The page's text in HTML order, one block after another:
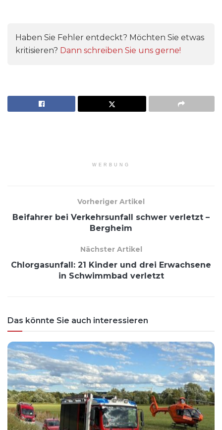
Haben Sie Fehler entdeckt? Möchten Sie etwas
kritisieren? Dann schreiben Sie uns gerne!
WERBUNG
Vorheriger Artikel
Beifahrer bei Verkehrsunfall schwer verletzt –
Bergheim
Nächster Artikel
Chlorgasunfall: 21 Kinder und drei Erwachsene
in Schwimmbad verletzt
Das könnte Sie auch interessieren